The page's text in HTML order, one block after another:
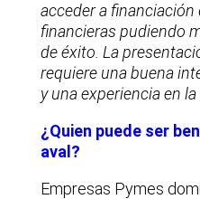
acceder a financiación
financieras pudiendo
de éxito. La
requiere una buena
y una experiencia en
¿Quien puede ser
aval?
Empresas Pymes